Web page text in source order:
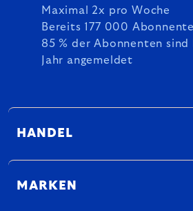
Maximal 2x pro Woche
Bereits 177 000
85 % der Abonnenten sind
Jahr angemeldet
HANDEL
MARKEN